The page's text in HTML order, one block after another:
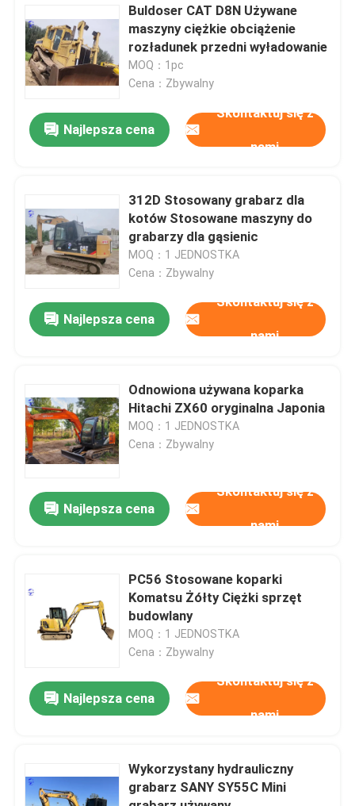
Produkty
O nas
Wycieczka po fabryce
Skontaktuj się z nami
Poprosić o wycenę
Silnik DEUTZ
Silnik CUMMINS
Buldoser CAT D8N Używane
maszyny ciężkie obciążenie
rozładunek przedni wyładowanie
MOQ：1pc
Cena：Zbywalny
Najlepsza cena
Skontaktuj się z
nami
312D Stosowany grabarz dla
kotów Stosowane maszyny do
grabarzy dla gąsienic
MOQ：1 JEDNOSTKA
Cena：Zbywalny
Najlepsza cena
Skontaktuj się z
nami
Odnowiona używana koparka
Hitachi ZX60 oryginalna Japonia
MOQ：1 JEDNOSTKA
Cena：Zbywalny
Najlepsza cena
Skontaktuj się z
nami
PC56 Stosowane koparki
Komatsu Żółty Ciężki sprzęt
budowlany
MOQ：1 JEDNOSTKA
Cena：Zbywalny
Najlepsza cena
Skontaktuj się z
nami
Wykorzystany hydrauliczny
grabarz SANY SY55C Mini